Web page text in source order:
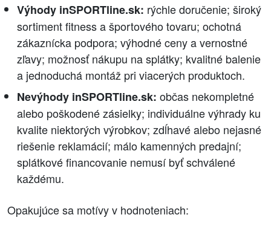
Výhody inSPORTline.sk: rýchle doručenie; široký
sortiment fitness a športového tovaru; ochotná
zákaznícka podpora; výhodné ceny a vernostné
zľavy; možnosť nákupu na splátky; kvalitné balenie
a jednoduchá montáž pri viacerých produktoch.
Nevýhody inSPORTline.sk: občas nekompletné
alebo poškodené zásielky; individuálne výhrady ku
kvalite niektorých výrobkov; zdĺhavé alebo nejasné
riešenie reklamácií; málo kamenných predajní;
splátkové financovanie nemusí byť schválené
každému.
Opakujúce sa motívy v hodnoteniach: